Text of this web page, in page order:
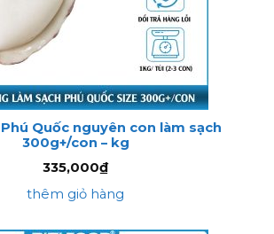
Quốc nguyên con làm sạch
300g+/con – kg
335,000₫
thêm giỏ hàng